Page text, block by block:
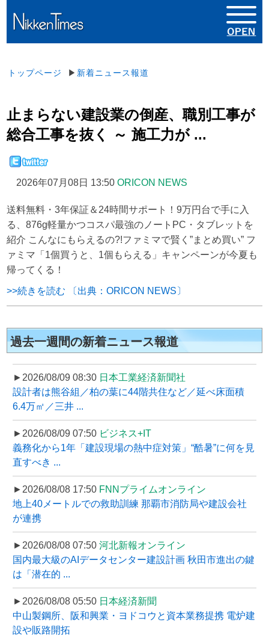
トップページ ▶ 新着ニュース報道
止まらない建設業の倒産、職別工事が
総合工事を抜く ～ 施工力が ...
2026年07月08日 13:50 ORICON NEWS
送料無料・3年保証＆24時間サポート！9万円台で手に入
る、876g軽量かつコスパ最強のノートPC・タブレットを
紹介 こんなにもらえるの?!ファミマで賢く”まとめ買い” フ
ァミマ「1個買うと、1個もらえる」キャンペーンが今夏も
帰ってくる！
>>続きを読む 〔出典：ORICON NEWS〕
過去一週間の新着ニュース報道
►2026/08/09 08:30 日本工業経済新聞社
設計者は熊谷組／柏の葉に44階共住など／延べ床面積
6.4万㎡／三井 ...
►2026/08/09 07:50 ビジネス+IT
義務化から1年「建設現場の熱中症対策」“酷暑”に何を見
直すべき ...
►2026/08/08 17:50 FNNプライムオンライン
地上40メートルでの救助訓練 那覇市消防局や建設会社
が連携
►2026/08/08 07:50 河北新報オンライン
国内最大級のAIデータセンター建設計画 秋田市進出の鍵
は「潜在的 ...
►2026/08/08 05:50 日本経済新聞
中山製鋼所、阪和興業・ヨドコウと資本業務提携 電炉建
設や販路開拓